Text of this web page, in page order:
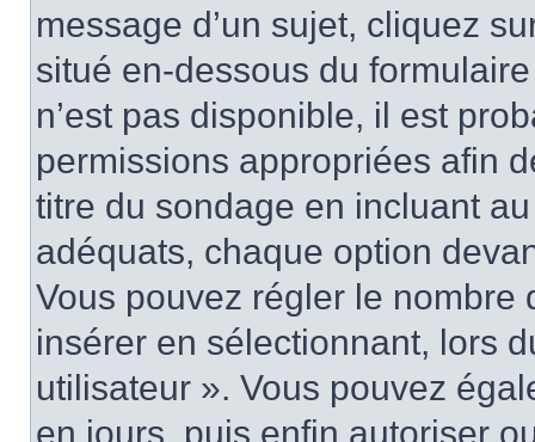
message d’un sujet, cliquez
situé en-dessous du
n’est pas disponible, il est
permissions appropriées afin
titre du sondage en incluant
adéquats, chaque option
Vous pouvez régler le nombre
insérer en sélectionnant, lors
utilisateur ». Vous pouvez
en jours, puis enfin autoriser